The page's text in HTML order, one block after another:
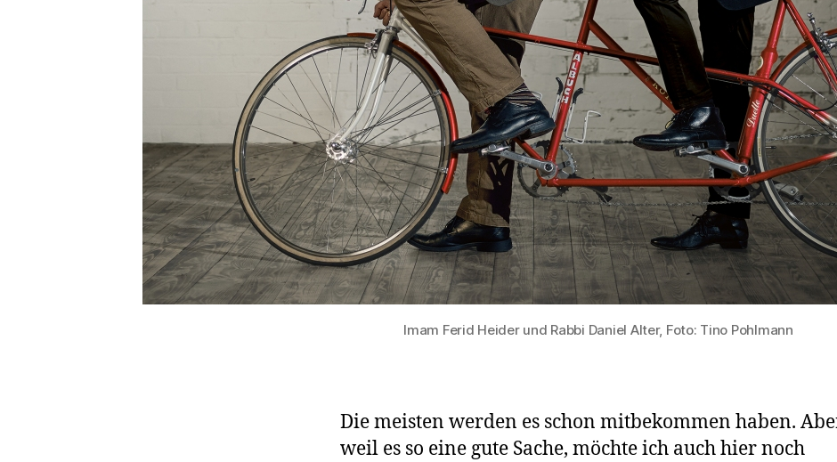
Imam Ferid Heider und Rabbi Daniel Alter, Foto: Tino Pohlmann
Die meisten werden es schon mitbekommen haben.
weil es so eine gute Sache, möchte ich auch hier noch